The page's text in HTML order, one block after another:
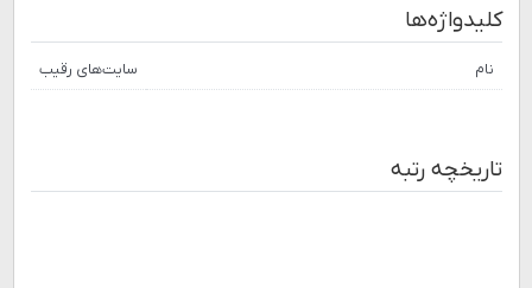
کلیدواژه‌ها
نام سایت‌های رقیب
تاریخچه رتبه